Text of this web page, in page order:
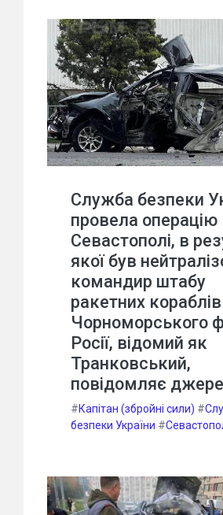
Служба безпеки
провела операцію
Севастополі, в
якої був
командир штабу
ракетних кораблів
Чорноморського
Росії, відомий як
Транковський,
повідомляє
#Капітан (збройні сили) #
безпеки України #